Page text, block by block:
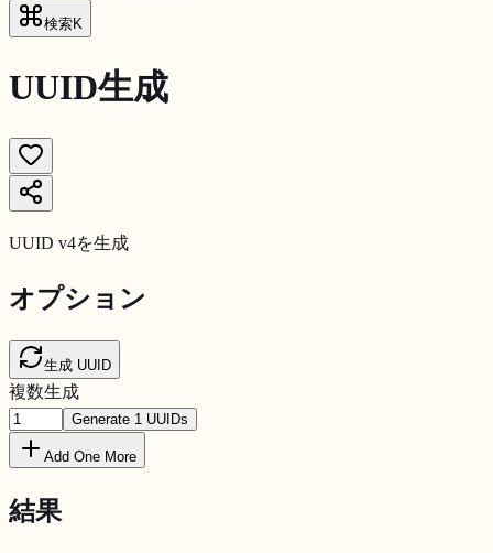
検索K
UUID生成
UUID v4を生成
オプション
生成 UUID
複数生成
Generate 1 UUIDs
Add One More
結果